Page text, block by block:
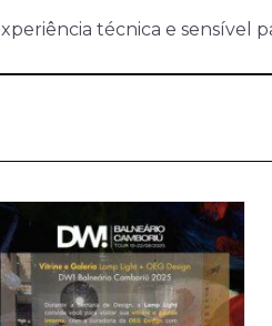
técnica e sensível